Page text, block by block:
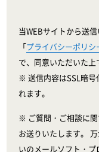
当WEBサイトから送
「プライバシーポリシ
で、同意いただいた上
※ 送信内容はSSL暗号
れます。
※ ご質問・ご相談に
お送りいたします。
いのメールソフト・